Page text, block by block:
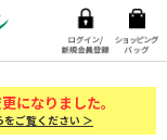
になりました。
ご覧ください ＞